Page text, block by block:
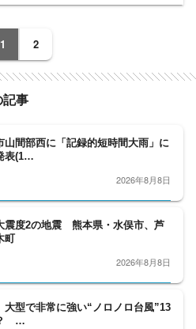
デューサー、バラエティー制作者、
聞記者、元Yahoo!ニュース編集者、
紙記者など様々な専門性を持つ副
に経済、芸能やスポーツまで、あ
1 2
記事
山間部西に「記録的短時間大雨」に
表(1…
2026年8月8日
震度2の地震 熊本県・水俣市、芦
町
2026年8月8日
大型で非常に強い“ノロノロ台風”13
？ …